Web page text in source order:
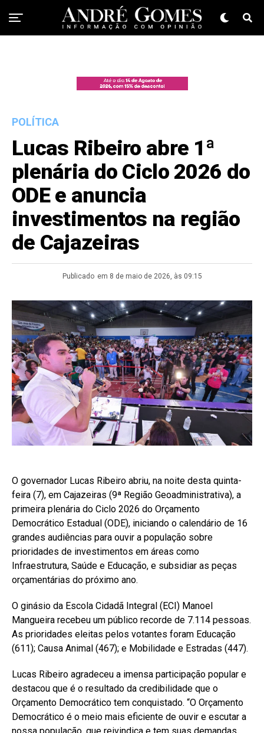
POLÍTICA
Lucas Ribeiro abre 1ª
plenária do Ciclo 2026 do
ODE e anuncia
investimentos na região
de Cajazeiras
Publicado em 8 de maio de 2026, às 09:15
O governador Lucas Ribeiro abriu, na noite desta quinta-
feira (7), em Cajazeiras (9ª Região Geoadministrativa), a
primeira plenária do Ciclo 2026 do Orçamento
Democrático Estadual (ODE), iniciando o calendário de 16
grandes audiências para ouvir a população sobre
prioridades de investimentos em áreas como
Infraestrutura, Saúde e Educação, e subsidiar as peças
orçamentárias do próximo ano.
O ginásio da Escola Cidadã Integral (ECI) Manoel
Mangueira recebeu um público recorde de 7.114 pessoas.
As prioridades eleitas pelos votantes foram Educação
(611); Causa Animal (467); e Mobilidade e Estradas (447).
Lucas Ribeiro agradeceu a imensa participação popular e
destacou que é o resultado da credibilidade que o
Orçamento Democrático tem conquistado. “O Orçamento
Democrático é o meio mais eficiente de ouvir e escutar a